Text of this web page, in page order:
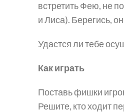
встретить Фею, не
и Лиса). Берегись,
Удастся ли тебе
Как играть
Поставь фишки
Решите, кто ходит